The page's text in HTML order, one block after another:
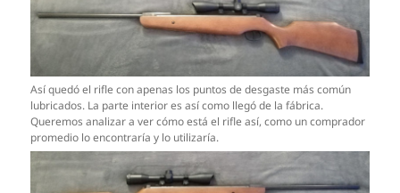
Así quedó el rifle con apenas los puntos de desgaste más común
lubricados. La parte interior es así como llegó de la fábrica.
Queremos analizar a ver cómo está el rifle así, como un comprador
promedio lo encontraría y lo utilizaría.